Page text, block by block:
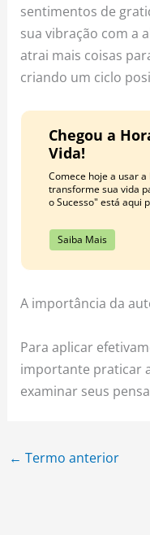
sentimentos de
sua vibração com a
atrai mais coisas
criando um ciclo
Chegou a
Vida!
Comece hoje a usar
transforme sua vida
o Sucesso" está aqui
Saiba Mais
A importância da
Para aplicar
importante praticar
examinar seus
← Termo anterior